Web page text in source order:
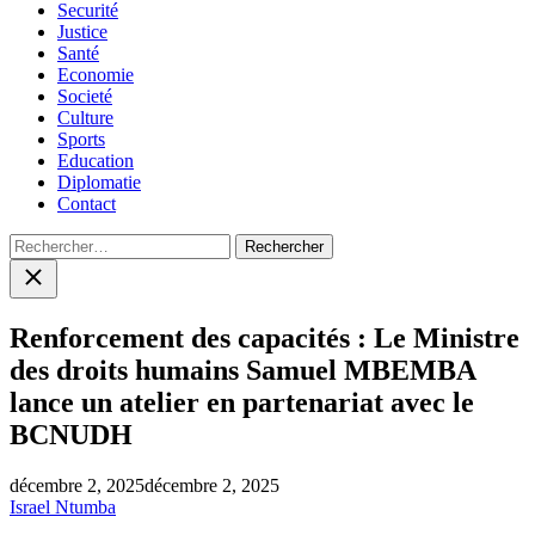
Securité
Justice
Santé
Economie
Societé
Culture
Sports
Education
Diplomatie
Contact
Rechercher :
Close
search
Renforcement des capacités : Le Ministre
des droits humains Samuel MBEMBA
lance un atelier en partenariat avec le
BCNUDH
décembre 2, 2025décembre 2, 2025
Israel Ntumba